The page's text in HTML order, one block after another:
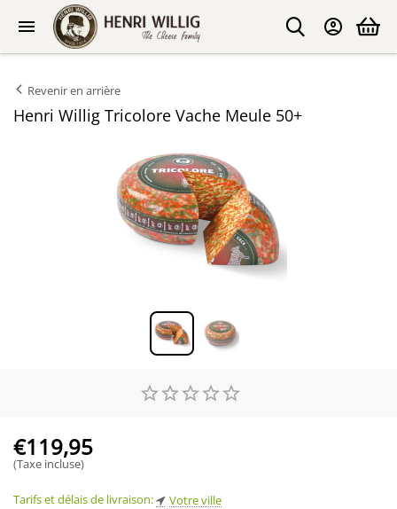
Revenir en arrière
Henri Willig Tricolore Vache Meule 50+
€119,95
(Taxe incluse)
Tarifs et délais de livraison: Votre ville